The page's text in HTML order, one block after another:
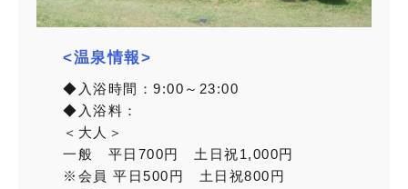
<温泉情報>
◆入浴時間：9:00～23:00
◆入浴料：
＜大人＞
一般 平日700円 土日祝1,000円
※会員 平日500円 土日祝800円